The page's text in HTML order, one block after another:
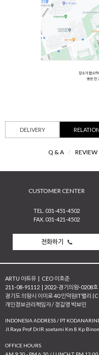
DELIVERY RELATION
Q & A / REVIEW
CUSTOMER CENTER
TEL. 031-451-4502
FAX. 031-421-4502
전화하기
ARTU 아트유
CEO 이호준
211-08-91112
2022-경기의왕-0208호
경기도 의왕시 이미로 40 인덕원IT밸리
개인정보관리책임자 / 정길영 박보민
INDONESIA ADDRESS / PT
JI.Raya Prof Dr.IR soetami Km 8 Kp
OFFICE HOURS